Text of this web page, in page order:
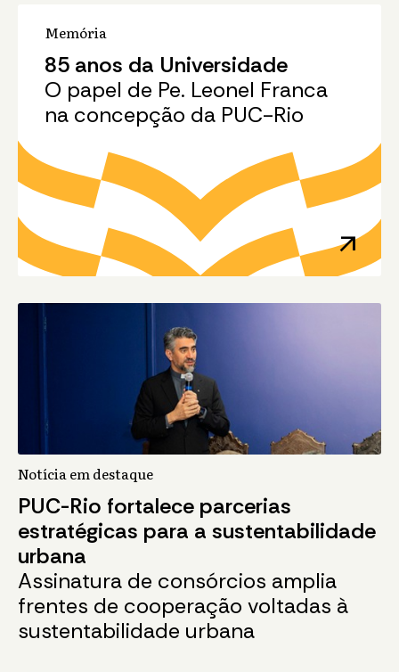
Memória
85 anos da Universidade
O papel de Pe. Leonel Franca
na concepção da PUC-Rio
arrow_outward
Notícia em destaque
PUC-Rio fortalece parcerias
estratégicas para a sustentabilidade
urbana
Assinatura de consórcios amplia
frentes de cooperação voltadas à
sustentabilidade urbana